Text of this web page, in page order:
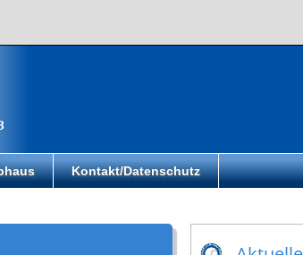
Kontakt/Datenschutz